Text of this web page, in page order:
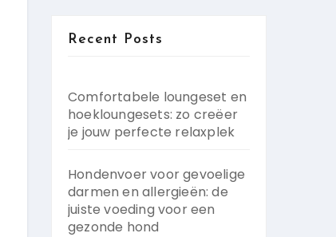
Recent Posts
Comfortabele loungeset en
hoekloungesets: zo creëer
je jouw perfecte relaxplek
Hondenvoer voor gevoelige
darmen en allergieën: de
juiste voeding voor een
gezonde hond